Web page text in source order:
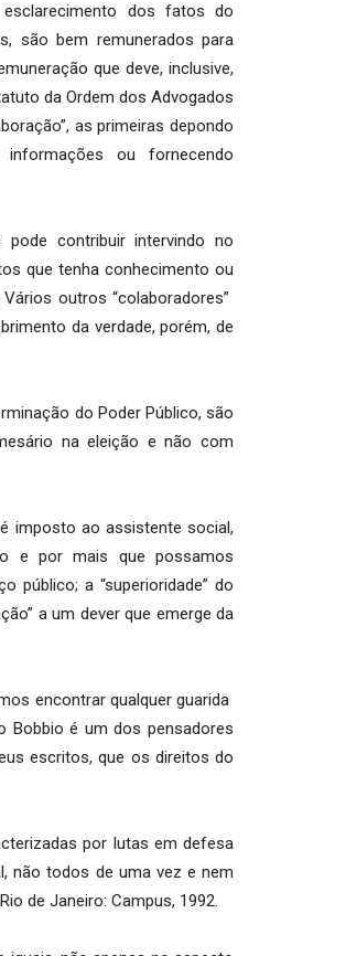
dos fatos do
são bem remunerados para
que deve, inclusive,
da Ordem dos Advogados
as primeiras depondo
ou fornecendo
contribuir intervindo no
que tenha conhecimento ou
outros “colaboradores”
da verdade, porém, de
do Poder Público, são
na eleição e não com
imposto ao assistente social,
e por mais que possamos
público; a “superioridade” do
a um dever que emerge da
encontrar qualquer guarida
Bobbio é um dos pensadores
escritos, que os direitos do
por lutas em defesa
não todos de uma vez e nem
de Janeiro: Campus, 1992.